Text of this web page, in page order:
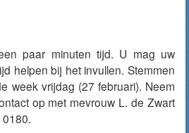
paar minuten tijd. U mag uw
helpen bij het invullen. Stemmen
week vrijdag (27 februari). Neem
op met mevrouw L. de Zwart